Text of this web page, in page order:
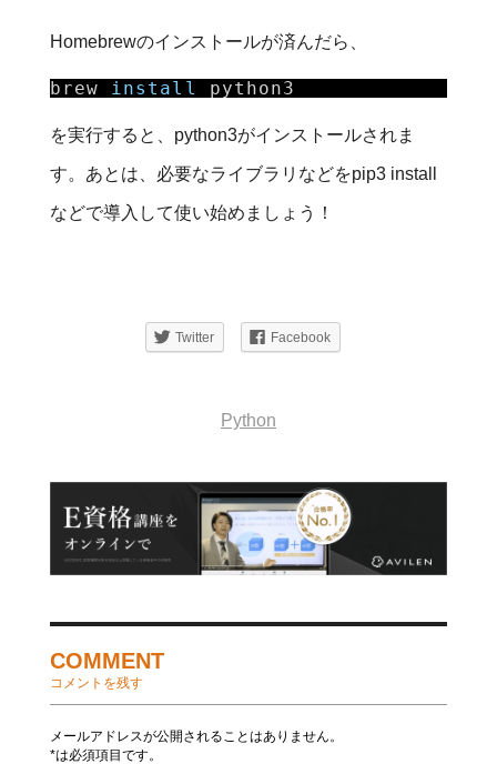
Homebrewのインストールが済んだら、
brew install python3
を実行すると、python3がインストールされま
す。あとは、必要なライブラリなどをpip3 install
などで導入して使い始めましょう！
Twitter Facebook
Python
COMMENT
コメントを残す
メールアドレスが公開されることはありません。
*は必須項目です。